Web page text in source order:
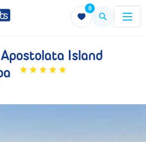
0
Menu Menu
Island